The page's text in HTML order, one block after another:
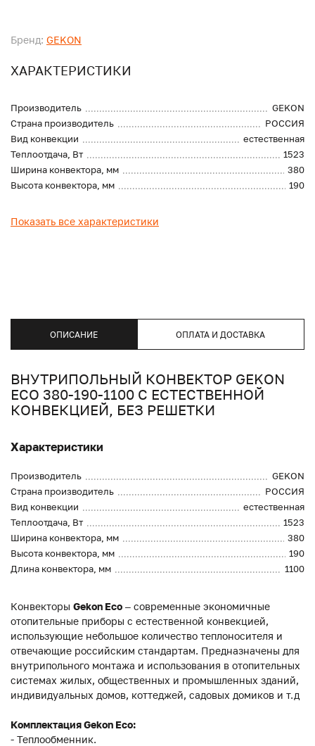
Бренд: GEKON
ХАРАКТЕРИСТИКИ
Производитель
GEKON
Страна производитель
РОССИЯ
Вид конвекции
естественная
Теплоотдача, Вт
1523
Ширина конвектора, мм
380
Высота конвектора, мм
190
Показать все характеристики
ОПИСАНИЕ ОПЛАТА И ДОСТАВКА
ВНУТРИПОЛЬНЫЙ КОНВЕКТОР GEKON
ECO 380-190-1100 С ЕСТЕСТВЕННОЙ
КОНВЕКЦИЕЙ, БЕЗ РЕШЕТКИ
Характеристики
Производитель
GEKON
Страна производитель
РОССИЯ
Вид конвекции
естественная
Теплоотдача, Вт
1523
Ширина конвектора, мм
380
Высота конвектора, мм
190
Длина конвектора, мм
1100
Конвекторы Gekon Eco – современные экономичные
отопительные приборы с естественной конвекцией,
использующие небольшое количество теплоносителя и
отвечающие российским стандартам. Предназначены для
внутрипольного монтажа и использования в отопительных
системах жилых, общественных и промышленных зданий,
индивидуальных домов, коттеджей, садовых домиков и т.д
Комплектация Gekon Eco:
- Теплообменник.